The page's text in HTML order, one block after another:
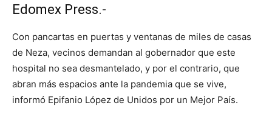
Edomex Press.-
Con pancartas en puertas y ventanas de miles de casas
de Neza, vecinos demandan al gobernador que este
hospital no sea desmantelado, y por el contrario, que
abran más espacios ante la pandemia que se vive,
informó Epifanio López de Unidos por un Mejor País.